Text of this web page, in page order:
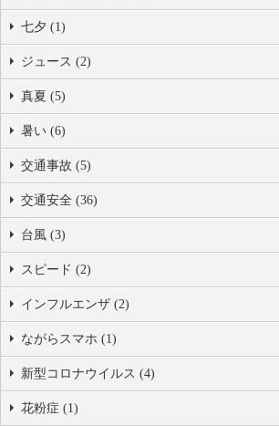
七夕 (1)
ジュース (2)
真夏 (5)
暑い (6)
交通事故 (5)
交通安全 (36)
台風 (3)
スピード (2)
インフルエンザ (2)
ながらスマホ (1)
新型コロナウイルス (4)
花粉症 (1)